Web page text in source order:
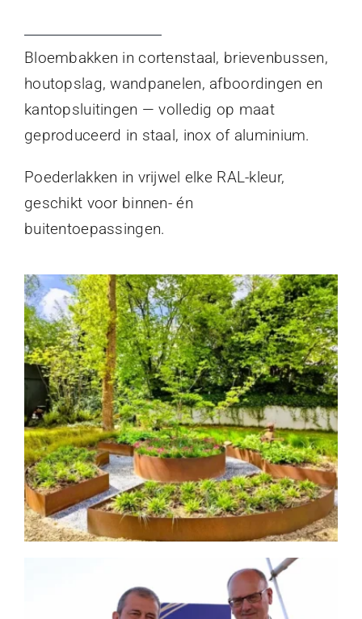
Bloembakken in cortenstaal, brievenbussen,
houtopslag, wandpanelen, afboordingen en
kantopsluitingen — volledig op maat
geproduceerd in staal, inox of aluminium.
Poederlakken in vrijwel elke RAL-kleur,
geschikt voor binnen- én
buitentoepassingen.